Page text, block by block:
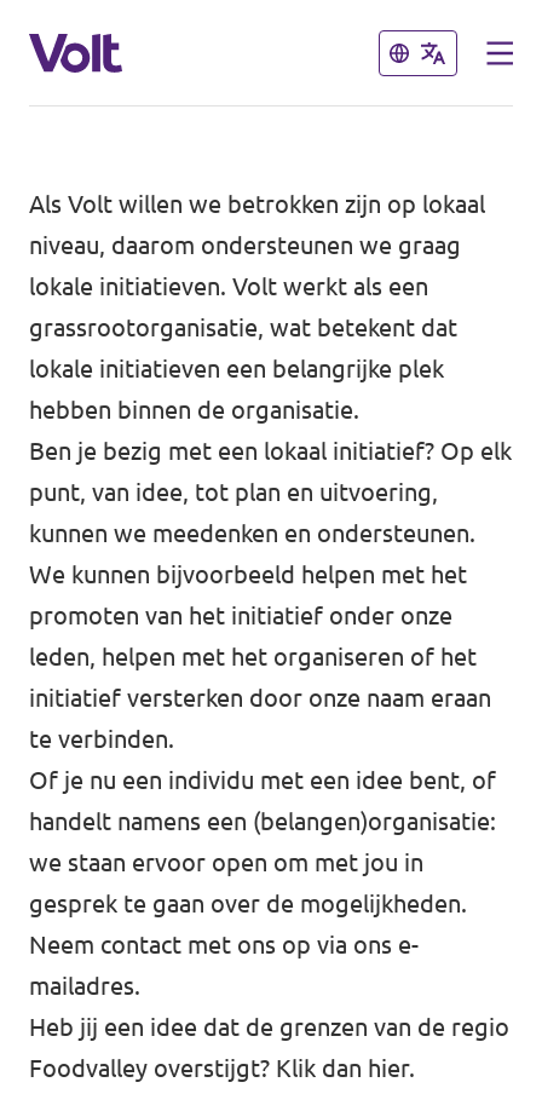
Sluiten
Volt Arnhem
Volt Nijmegen
Volt Achterhoek
Volt Doetinchem e.o.
Volt Zutphen e.o.
Volt Foodvalley
Volt Rheden
Volt Veluwe Noord
Volt Rivierenland
Volt Gelderland
Volt Nederland
↗️ Overzicht alle Nederlandse afdelingen
↗️ Over de grens Noordrijn-Westfalen
Vacatures
Vacature kandidaat-Statenlid
Sluiten
Standpunten
Over Volt
Mensen
Nieuws
Agenda
Evenementen →
Vacatures →
Als Volt willen we betrokken zijn op lokaal
niveau, daarom ondersteunen we graag
lokale initiatieven. Volt werkt als een
grassrootorganisatie, wat betekent dat
lokale initiatieven een belangrijke plek
hebben binnen de organisatie.
Ben je bezig met een lokaal initiatief? Op elk
punt, van idee, tot plan en uitvoering,
kunnen we meedenken en ondersteunen.
We kunnen bijvoorbeeld helpen met het
promoten van het initiatief onder onze
leden, helpen met het organiseren of het
initiatief versterken door onze naam eraan
te verbinden.
Of je nu een individu met een idee bent, of
handelt namens een (belangen)organisatie:
we staan ervoor open om met jou in
gesprek te gaan over de mogelijkheden.
Neem contact met ons op via ons e-
mailadres.
Heb jij een idee dat de grenzen van de regio
Foodvalley overstijgt? Klik dan hier.